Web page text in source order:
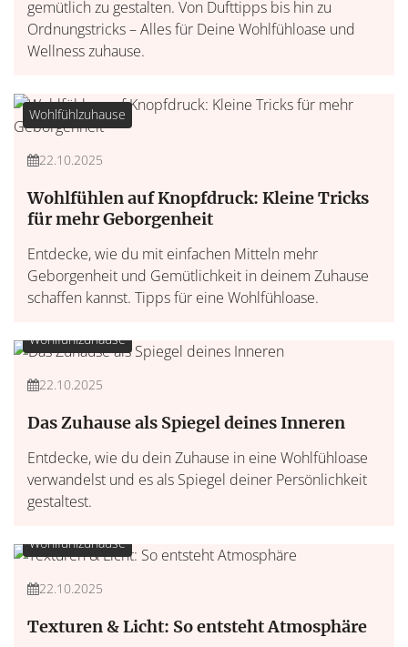
gemütlich zu gestalten. Von Dufttipps bis hin zu
Ordnungstricks – Alles für Deine Wohlfühloase und
Wellness zuhause.
Wohlfühlzuhause
22.10.2025
Wohlfühlen auf Knopfdruck: Kleine Tricks
für mehr Geborgenheit
Entdecke, wie du mit einfachen Mitteln mehr
Geborgenheit und Gemütlichkeit in deinem Zuhause
schaffen kannst. Tipps für eine Wohlfühloase.
Wohlfühlzuhause
22.10.2025
Das Zuhause als Spiegel deines Inneren
Entdecke, wie du dein Zuhause in eine Wohlfühloase
verwandelst und es als Spiegel deiner Persönlichkeit
gestaltest.
Wohlfühlzuhause
22.10.2025
Texturen & Licht: So entsteht Atmosphäre